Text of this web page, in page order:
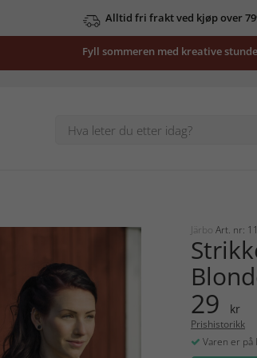
Alltid fri frakt ved kjøp over
Fyll sommeren med kreative
Järbo Art. nr:
29 kr
Prishistorikk
Varen er på